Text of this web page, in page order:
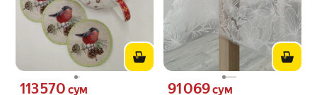
Цена 113570 сум вместо
113 570 сум Цена 91069 сум вместо
91 069сум